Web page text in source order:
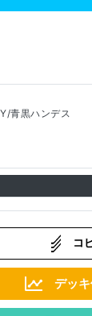
青黒ハンデス
コ
デッ